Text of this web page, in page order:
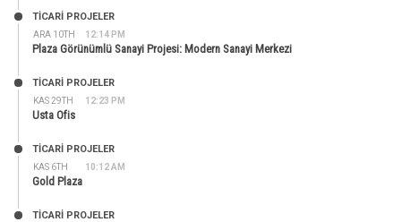
ARA 10TH 12:14 PM
TİCARİ PROJELER
Plaza Görünümlü Sanayi Projesi: Modern Sanayi Merkezi
KAS 29TH 12:23 PM
TİCARİ PROJELER
Usta Ofis
KAS 6TH 10:12 AM
TİCARİ PROJELER
Gold Plaza
TİCARİ PROJELER